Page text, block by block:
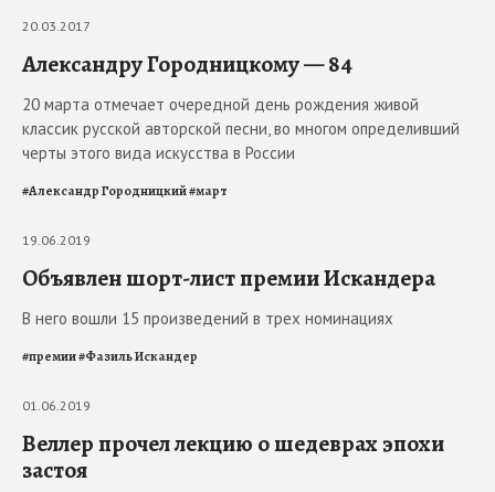
20.03.2017
Александру Городницкому — 84
20 марта отмечает очередной день рождения живой
классик русской авторской песни, во многом определивший
черты этого вида искусства в России
#Александр Городницкий#март
19.06.2019
Объявлен шорт-лист премии Искандера
В него вошли 15 произведений в трех номинациях
#премии#Фазиль Искандер
01.06.2019
Веллер прочел лекцию о шедеврах эпохи
застоя